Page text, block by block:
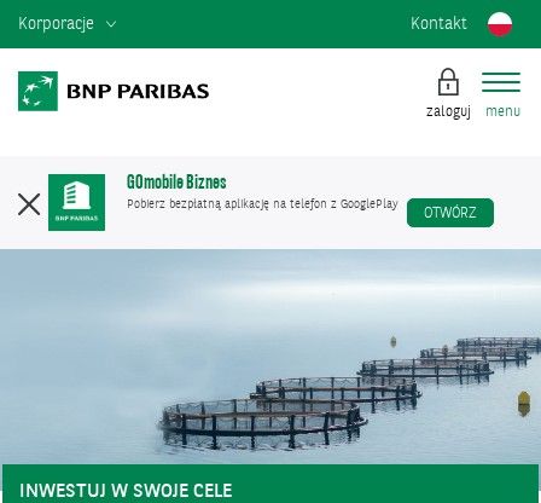
Korporacje Kontakt
zaloguj menu
GOmobile Biznes
Pobierz bezpłatną aplikację na telefon z GooglePlay
OTWÓRZ
INWESTUJ W SWOJE CELE